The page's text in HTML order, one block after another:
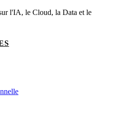
l'IA, le Cloud, la Data et le